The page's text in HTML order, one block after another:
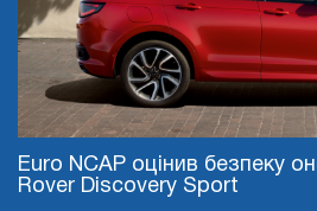
Euro NCAP оцінив безпеку
Rover Discovery Sport